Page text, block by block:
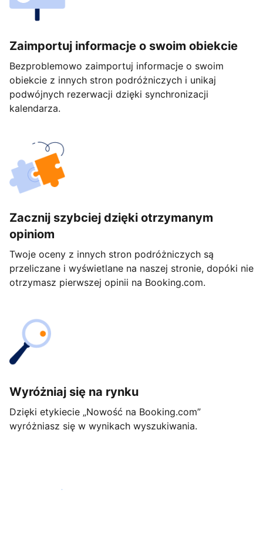
Zaimportuj informacje o swoim obiekcie
Bezproblemowo zaimportuj informacje o swoim
obiekcie z innych stron podróżniczych i unikaj
podwójnych rezerwacji dzięki synchronizacji
kalendarza.
Zacznij szybciej dzięki otrzymanym
opiniom
Twoje oceny z innych stron podróżniczych są
przeliczane i wyświetlane na naszej stronie, dopóki nie
otrzymasz pierwszej opinii na Booking.com.
Wyróżniaj się na rynku
Dzięki etykiecie „Nowość na Booking.com”
wyróżniasz się w wynikach wyszukiwania.
Rozpocznij już dziś